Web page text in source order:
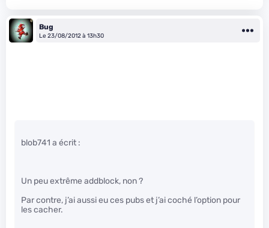
Bug
Le 23/08/2012 à 13h30
blob741 a écrit :
Un peu extrême addblock, non ?
Par contre, j’ai aussi eu ces pubs et j’ai coché l’option pour
les cacher.